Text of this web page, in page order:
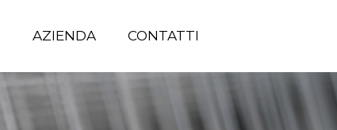
AZIENDA CONTATTI